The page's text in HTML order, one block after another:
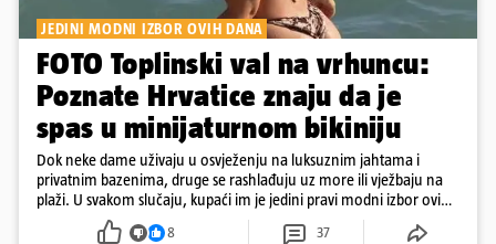
JEDINI MODNI IZBOR OVIH DANA
FOTO Toplinski val na vrhuncu:
Poznate Hrvatice znaju da je
spas u minijaturnom bikiniju
Dok neke dame uživaju u osvježenju na luksuznim jahtama i
privatnim bazenima, druge se rashlađuju uz more ili vježbaju na
plaži. U svakom slučaju, kupaći im je jedini pravi modni izbor ovih
8 37